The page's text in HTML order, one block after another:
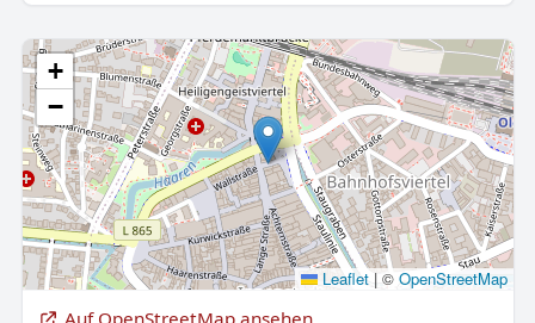
+
−
Leaflet |© OpenStreetMap